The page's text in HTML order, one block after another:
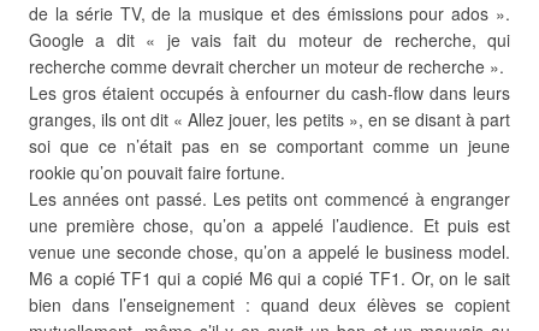
de la série TV, de la musique et des émissions pour ados ».
Google a dit « je vais fait du moteur de recherche, qui
recherche comme devrait chercher un moteur de recherche ».
Les gros étaient occupés à enfourner du cash-flow dans leurs
granges, ils ont dit « Allez jouer, les petits », en se disant à part
soi que ce n’était pas en se comportant comme un jeune
rookie qu’on pouvait faire fortune.
Les années ont passé. Les petits ont commencé à engranger
une première chose, qu’on a appelé l’audience. Et puis est
venue une seconde chose, qu’on a appelé le business model.
M6 a copié TF1 qui a copié M6 qui a copié TF1. Or, on le sait
bien dans l’enseignement : quand deux élèves se copient